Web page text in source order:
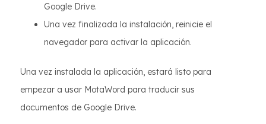
Google Drive.
Una vez finalizada la instalación, reinicie el
navegador para activar la aplicación.
Una vez instalada la aplicación, estará listo para
empezar a usar MotaWord para traducir sus
documentos de Google Drive.